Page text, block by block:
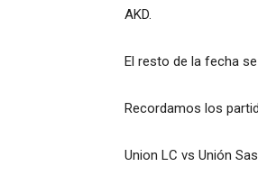
AKD.
El resto de la fecha
Recordamos los
Union LC vs Unión